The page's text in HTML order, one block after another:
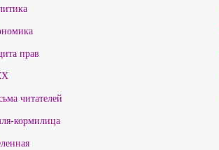
прав
читателей
кормилица